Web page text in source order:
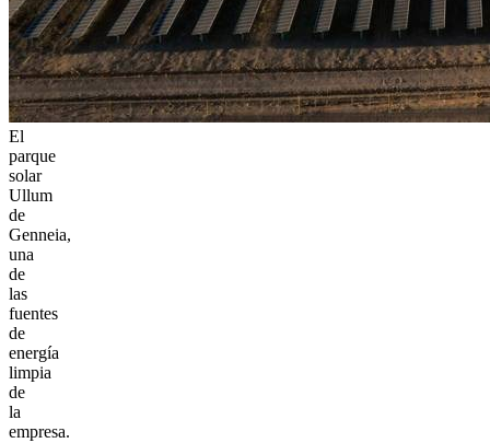
El
parque
solar
Ullum
de
Genneia,
una
de
las
fuentes
de
energía
limpia
de
la
empresa.